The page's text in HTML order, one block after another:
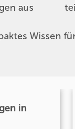
aus
Wissen
in